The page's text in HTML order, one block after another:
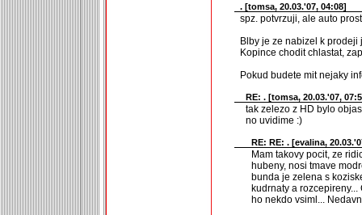
. [tomsa, 20.03.'07, 04:08]
spz. potvrzuji, ale auto
Blby je ze nabizel k prodeji
Kopince chodit chlastat,
Pokud budete mit nejaky
RE: . [tomsa, 20.03.'07,
tak zelezo z HD bylo
no uvidime :)
RE: RE: . [evalina,
Mam takovy pocit, ze
hubeny, nosi tmave
bunda je zelena s
kudrnaty a
ho nekdo vsiml...